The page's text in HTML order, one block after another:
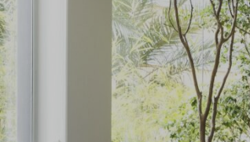
CONHECER PROJETO